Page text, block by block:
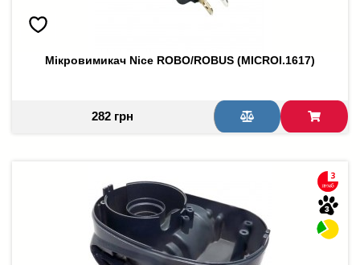
Мікровимикач Nice ROBO/ROBUS (MICROI.1617)
282 грн